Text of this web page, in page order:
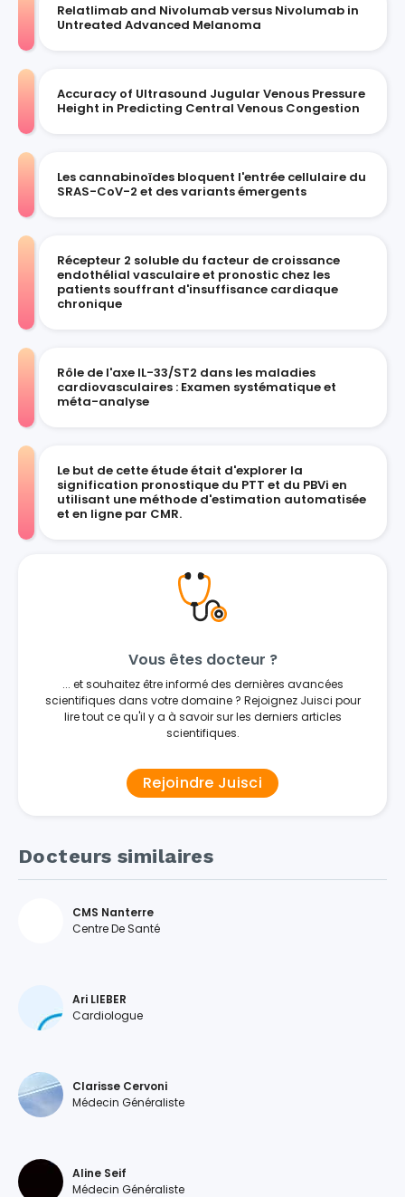
Relatlimab and Nivolumab versus Nivolumab in
Untreated Advanced Melanoma
Accuracy of Ultrasound Jugular Venous Pressure
Height in Predicting Central Venous Congestion
Les cannabinoïdes bloquent l'entrée cellulaire du
SRAS-CoV-2 et des variants émergents
Récepteur 2 soluble du facteur de croissance
endothélial vasculaire et pronostic chez les
patients souffrant d'insuffisance cardiaque
chronique
Rôle de l'axe IL-33/ST2 dans les maladies
cardiovasculaires : Examen systématique et
méta-analyse
Le but de cette étude était d'explorer la
signification pronostique du PTT et du PBVi en
utilisant une méthode d'estimation automatisée
et en ligne par CMR.
Vous êtes docteur ?
... et souhaitez être informé des dernières avancées
scientifiques dans votre domaine ? Rejoignez Juisci pour
lire tout ce qu'il y a à savoir sur les derniers articles
scientifiques.
Rejoindre Juisci
Docteurs similaires
CMS Nanterre
Centre De Santé
Ari LIEBER
Cardiologue
Clarisse Cervoni
Médecin Généraliste
Aline Seif
Médecin Généraliste